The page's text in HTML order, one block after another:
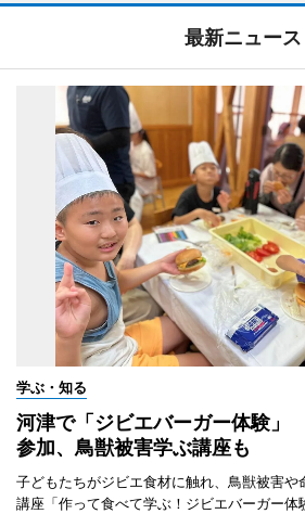
最新ニュース
学ぶ・知る
河津で「ジビエバーガー体験
参加、鳥獣被害学ぶ講座も
子どもたちがジビエ食材に触れ、鳥獣被害や
講座「作って食べて学ぶ！ジビエバーガー